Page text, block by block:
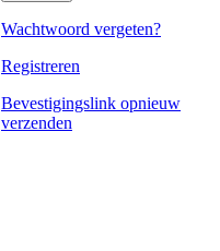
Wachtwoord vergeten?
Registreren
Bevestigingslink opnieuw
verzenden